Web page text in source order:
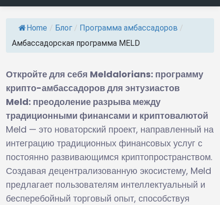
Home / Блог / Программа амбассадоров /
Амбассадорская программа MELD
Откройте для себя Meldalorians: программу
крипто-амбассадоров для энтузиастов
Meld: преодоление разрыва между
традиционными финансами и криптовалютой
Meld — это новаторский проект, направленный на
интеграцию традиционных финансовых услуг с
постоянно развивающимся криптопространством.
Создавая децентрализованную экосистему, Meld
предлагает пользователям интеллектуальный и
бесперебойный торговый опыт, способствуя